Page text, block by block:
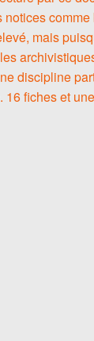
mais
discipline
16 fiches et